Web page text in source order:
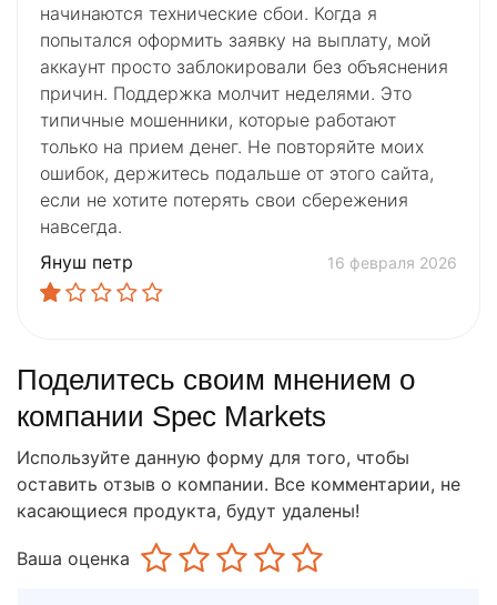
начинаются технические сбои. Когда я
попытался оформить заявку на выплату, мой
аккаунт просто заблокировали без объяснения
причин. Поддержка молчит неделями. Это
типичные мошенники, которые работают
только на прием денег. Не повторяйте моих
ошибок, держитесь подальше от этого сайта,
если не хотите потерять свои сбережения
навсегда.
Януш петр
16 февраля 2026
Поделитесь своим мнением о
компании Spec Markets
Используйте данную форму для того, чтобы
оставить отзыв о компании. Все комментарии, не
касающиеся продукта, будут удалены!
Ваша оценка